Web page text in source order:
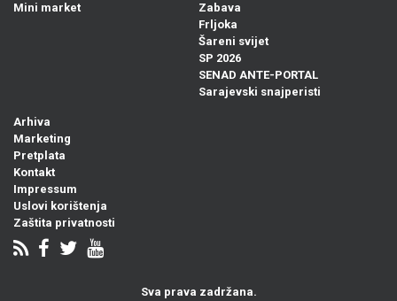
Mini market
Zabava
Frljoka
Šareni svijet
SP 2026
SENAD ANTE-PORTAL
Sarajevski snajperisti
Arhiva
Marketing
Pretplata
Kontakt
Impressum
Uslovi korištenja
Zaštita privatnosti
Sva prava zadržana.